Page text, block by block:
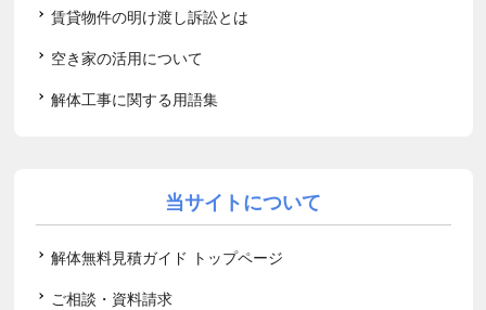
賃貸物件の明け渡し訴訟とは
空き家の活用について
解体工事に関する用語集
当サイトについて
解体無料見積ガイド トップページ
ご相談・資料請求